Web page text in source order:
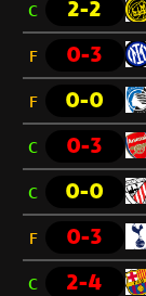
C 2-2
F 0-3
F 0-0
C 0-3
C 0-0
F 0-3
C 2-4